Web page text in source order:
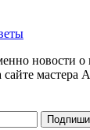
новости о
мастера